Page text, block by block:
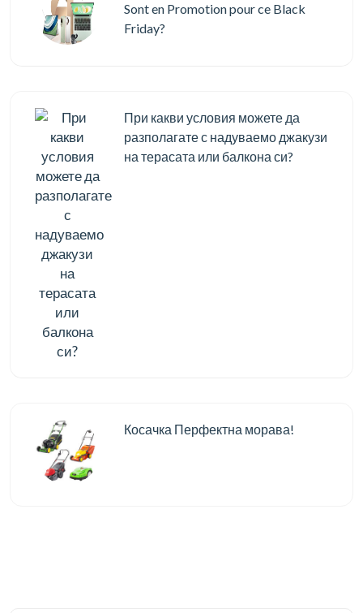
Sont en Promotion pour ce Black
Friday?
При какви условия можете да
разполагате с надуваемо джакузи
на терасата или балкона си?
Косачка Перфектна морава!